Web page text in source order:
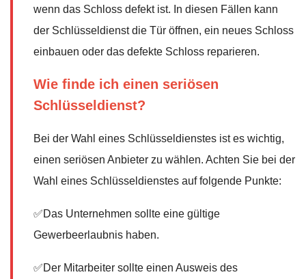
wenn das Schloss defekt ist. In diesen Fällen kann
der Schlüsseldienst die Tür öffnen, ein neues Schloss
einbauen oder das defekte Schloss reparieren.
Wie finde ich einen seriösen
Schlüsseldienst?
Bei der Wahl eines Schlüsseldienstes ist es wichtig,
einen seriösen Anbieter zu wählen. Achten Sie bei der
Wahl eines Schlüsseldienstes auf folgende Punkte:
✅Das Unternehmen sollte eine gültige
Gewerbeerlaubnis haben.
✅Der Mitarbeiter sollte einen Ausweis des